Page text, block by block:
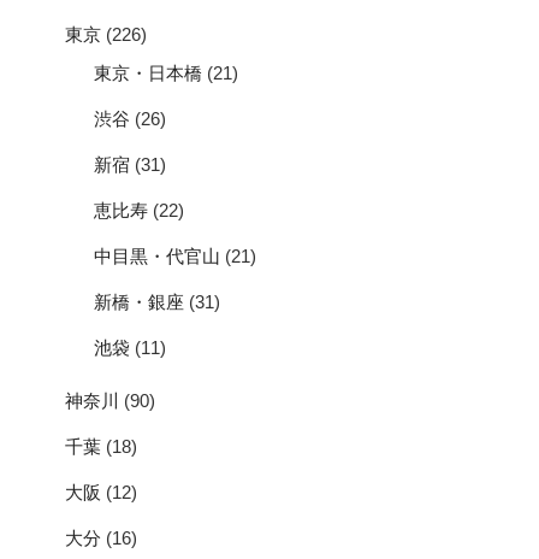
東京 (226)
東京・日本橋 (21)
渋谷 (26)
新宿 (31)
恵比寿 (22)
中目黒・代官山 (21)
新橋・銀座 (31)
池袋 (11)
神奈川 (90)
千葉 (18)
大阪 (12)
大分 (16)